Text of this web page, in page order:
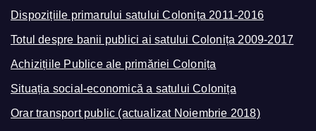
Dispozițiile primarului satului Colonița 2011-2016
Totul despre banii publici ai satului Colonița 2009-2017
Achizițiile Publice ale primăriei Colonița
Situația social-economică a satului Colonița
Orar transport public (actualizat Noiembrie 2018)